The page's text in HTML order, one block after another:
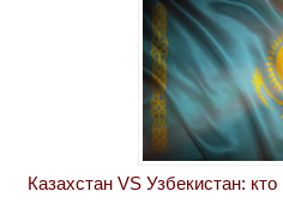
Казахстан VS Узбекистан: